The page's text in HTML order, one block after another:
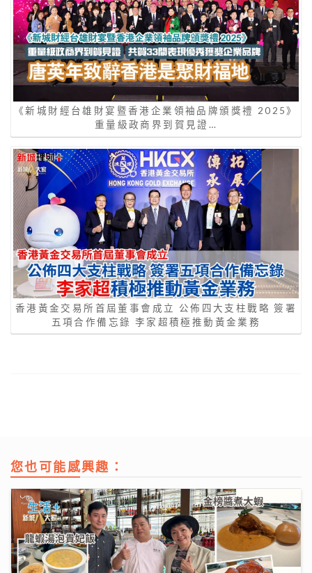
《新城財經台雄財宴暨香港企業領袖品牌頒獎禮 2025》
重量級政商界到賀見證…
香港黃金交易所首屆董事會成立 公佈四大支柱戰略 簽署
五項合作備忘錄 李家超積極推動黃金業務
您也可能感興趣：